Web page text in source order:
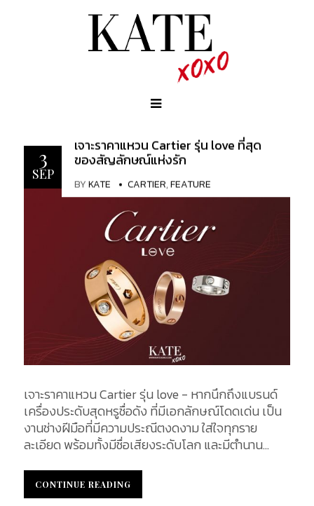
3
SEP
เจาะราคาแหวน Cartier รุ่น love ที่สุด
ของสัญลักษณ์แห่งรัก
BYKATE CARTIER,FEATURE
เจาะราคาแหวน Cartier รุ่น love - หากนึกถึงแบรนด์
เครื่องประดับสุดหรูชื่อดัง ที่มีเอกลักษณ์โดดเด่น เป็น
งานช่างฝีมือที่มีความประณีตงดงาม ใส่ใจทุกราย
ละเอียด พร้อมทั้งมีชื่อเสียงระดับโลก และมีตำนาน
"Cartier" และด้วยการดีไซน์ที่เรียบหรู ดูแพง จึงไม่
แปลกหากเป็นที่ต้องการครอบครองไม่ว่าจะเป็นคุณผู้
CONTINUE READING
CONTINUE READING